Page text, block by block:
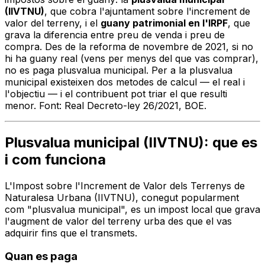
(IIVTNU), que cobra l'ajuntament sobre l'increment de
valor del terreny, i el guany patrimonial en l'IRPF, que
grava la diferencia entre preu de venda i preu de
compra. Des de la reforma de novembre de 2021, si no
hi ha guany real (vens per menys del que vas comprar),
no es paga plusvalua municipal. Per a la plusvalua
municipal existeixen dos metodes de calcul — el real i
l'objectiu — i el contribuent pot triar el que resulti
menor. Font: Real Decreto-ley 26/2021, BOE.
Plusvalua municipal (IIVTNU): que es
i com funciona
L'Impost sobre l'Increment de Valor dels Terrenys de
Naturalesa Urbana (IIVTNU), conegut popularment
com "plusvalua municipal", es un impost local que grava
l'augment de valor del terreny urba des que el vas
adquirir fins que el transmets.
Quan es paga